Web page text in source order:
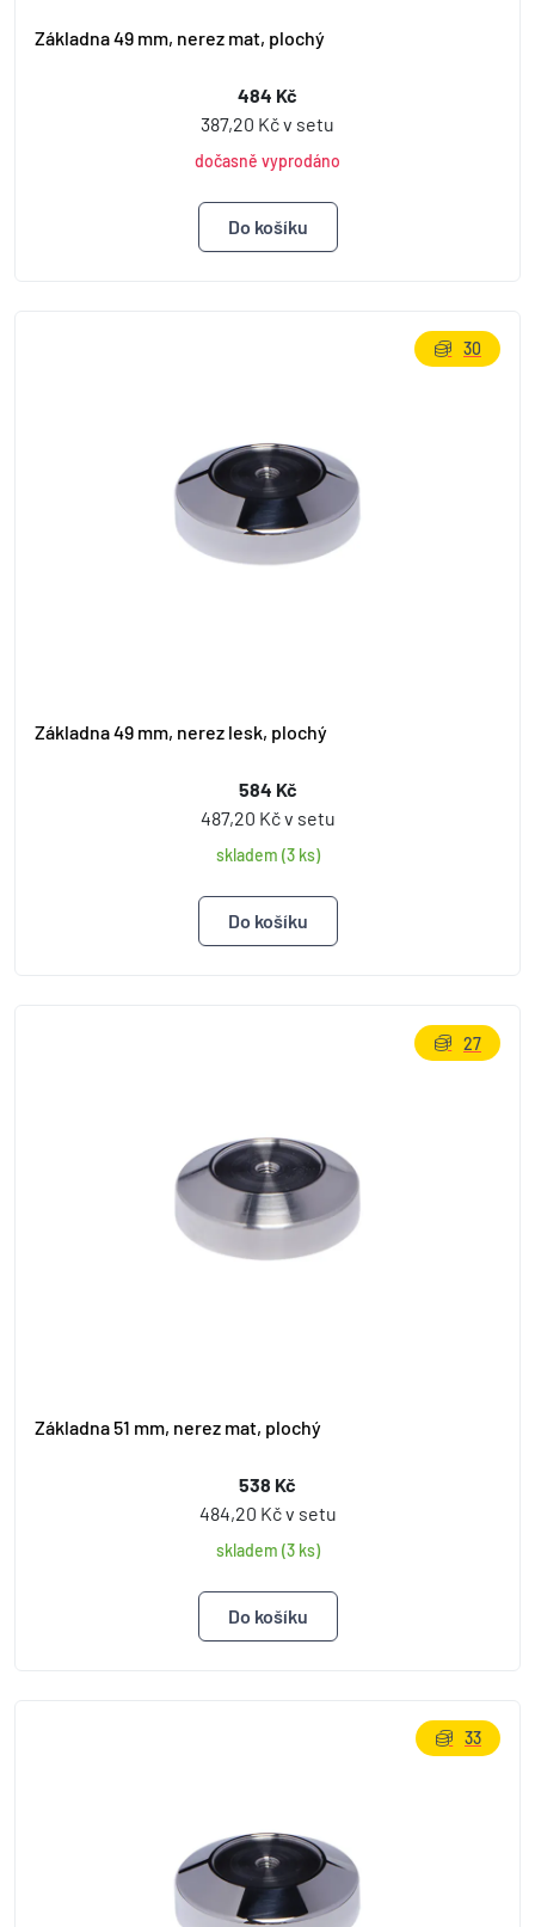
Základna 49 mm, nerez mat, plochý
484 Kč
387,20 Kč v setu
dočasně vyprodáno
Základna 49 mm, nerez lesk, plochý
584 Kč
487,20 Kč v setu
skladem (3 ks)
30
Základna 51 mm, nerez mat, plochý
538 Kč
484,20 Kč v setu
skladem (3 ks)
27
33